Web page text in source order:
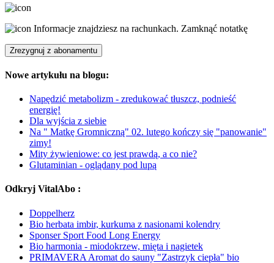
Informacje znajdziesz na rachunkach. Zamknąć notatkę
Nowe artykułu na blogu:
Napędzić metabolizm - zredukować tłuszcz, podnieść
energię!
Dla wyjścia z siebie
Na " Matkę Gromniczną" 02. lutego kończy się "panowanie"
zimy!
Mity żywieniowe: co jest prawdą, a co nie?
Glutaminian - oglądany pod lupą
Odkryj VitalAbo :
Doppelherz
Bio herbata imbir, kurkuma z nasionami kolendry
Sponser Sport Food Long Energy
Bio harmonia - miodokrzew, mięta i nagietek
PRIMAVERA Aromat do sauny "Zastrzyk ciepła" bio